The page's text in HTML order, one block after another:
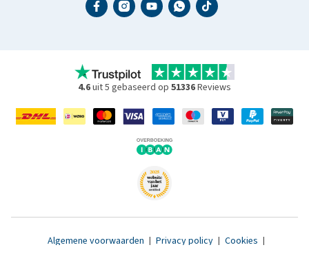
4.6uit 5 gebaseerd op 51336Reviews
Algemene voorwaarden | Privacy policy | Cookies |